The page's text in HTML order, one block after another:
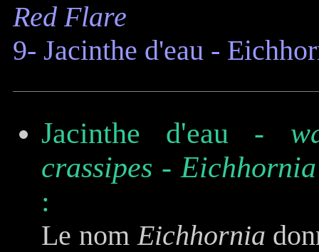
Red Flare
9- Jacinthe d'eau -
Jacinthe d'eau -
crassipes -
:
Le nomEichhornia